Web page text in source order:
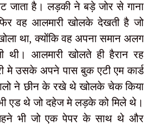
जाता है। लड़की ने बड़े जोर से गाना
वह आलमारी खोलके देखती है जो
था, क्योंकि वह अपना समान अलग
थी। आलमारी खोलते ही हैरान रह
मे उसके अपने पास बुक एटी एम कार्ड
ने छीन के रखे थे खोलके चेक किया
एड थे जो दहेज मे लड़के को मिले थे।
भी जो एक पेपर के साथ थे और